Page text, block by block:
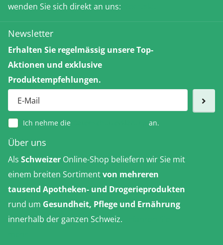
wenden Sie sich direkt an uns:
Newsletter
Erhalten Sie regelmässig unsere Top-
Aktionen und exklusive
Produktempfehlungen.
Ich nehme die an.
Über uns
Als Schweizer Online-Shop beliefern wir Sie mit
einem breiten Sortimentvon mehreren
tausend Apotheken- und Drogerieprodukten
rund um Gesundheit, Pflege und Ernährung
innerhalb der ganzen Schweiz.